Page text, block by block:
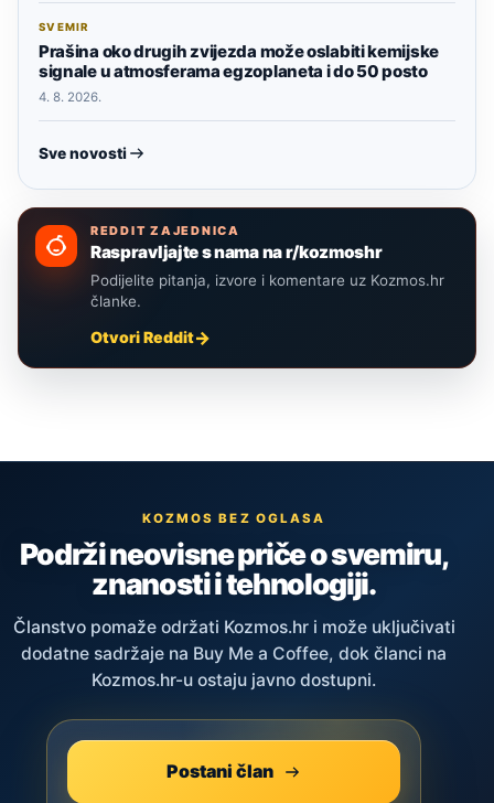
SVEMIR
Prašina oko drugih zvijezda može oslabiti kemijske
signale u atmosferama egzoplaneta i do 50 posto
4. 8. 2026.
Sve novosti
REDDIT ZAJEDNICA
Raspravljajte s nama na r/kozmoshr
Podijelite pitanja, izvore i komentare uz Kozmos.hr
članke.
Otvori Reddit
KOZMOS BEZ OGLASA
Podrži neovisne priče o svemiru,
znanosti i tehnologiji.
Članstvo pomaže održati Kozmos.hr i može uključivati
dodatne sadržaje na Buy Me a Coffee, dok članci na
Kozmos.hr-u ostaju javno dostupni.
Postani član